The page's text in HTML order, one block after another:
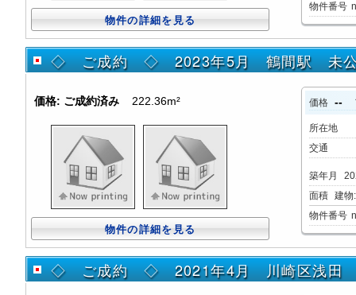
物件の詳細を見る
物件番号
◇ ご成約 ◇ 2023年5月 鶴間駅 未公
価格: ご成約済み 222.36m²
物件の詳細を見る
価格 --
所在地
交通
築年月
面積 建物
物件番号
◇ ご成約 ◇ 2021年4月 川崎区浅田